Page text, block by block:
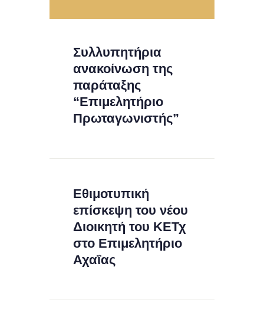
Συλλυπητήρια
ανακοίνωση της
παράταξης
“Επιμελητήριο
Πρωταγωνιστής”
Εθιμοτυπική
επίσκεψη του νέου
Διοικητή του ΚΕΤχ
στο Επιμελητήριο
Αχαΐας